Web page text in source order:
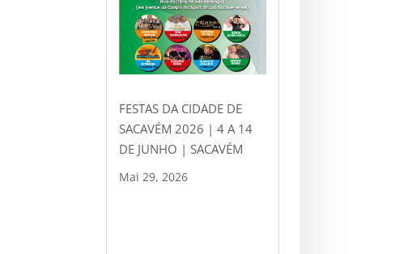
FESTAS DA CIDADE DE
SACAVÉM 2026 | 4 A 14
DE JUNHO | SACAVÉM
Mai 29, 2026